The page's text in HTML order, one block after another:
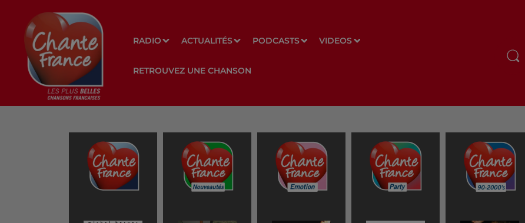
RADIO ACTUALITÉS PODCASTS VIDEOS
RETROUVEZ UNE CHANSON